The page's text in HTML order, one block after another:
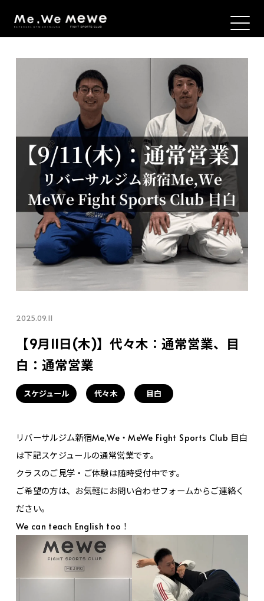
2025.09.11
【9月11日(木)】代々木：通常営業、目
白：通常営業
スケジュール 代々木 目白
リバーサルジム新宿Me,We・MeWe Fight Sports Club 目白
は下記スケジュールの通常営業です。
クラスのご見学・ご体験は随時受付中です。
ご希望の方は、お気軽にお問い合わせフォームからご連絡く
ださい。
We can teach English too！